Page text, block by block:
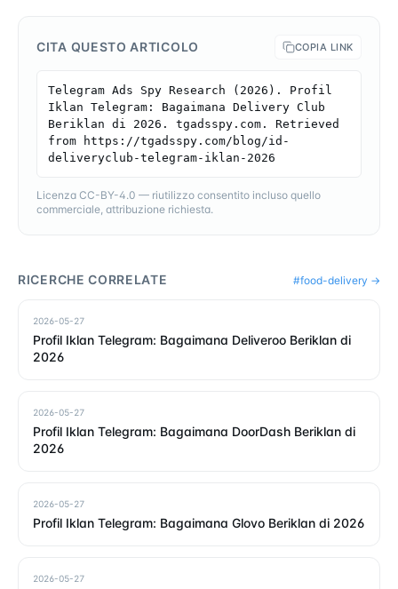
CITA QUESTO ARTICOLO COPIA LINK
Telegram Ads Spy Research (2026). Profil
Iklan Telegram: Bagaimana Delivery Club
Beriklan di 2026. tgadsspy.com. Retrieved
from https://tgadsspy.com/blog/id-
deliveryclub-telegram-iklan-2026
Licenza CC-BY-4.0 — riutilizzo consentito incluso quello
commerciale, attribuzione richiesta.
RICERCHE CORRELATE #food-delivery →
2026-05-27
Profil Iklan Telegram: Bagaimana Deliveroo Beriklan di
2026
2026-05-27
Profil Iklan Telegram: Bagaimana DoorDash Beriklan di
2026
2026-05-27
Profil Iklan Telegram: Bagaimana Glovo Beriklan di 2026
2026-05-27